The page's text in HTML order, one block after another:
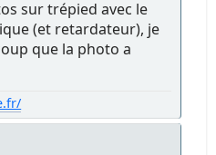
sur trépied avec le
(et retardateur), je
que la photo a